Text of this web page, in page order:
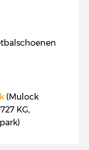
(Mulock
KG,